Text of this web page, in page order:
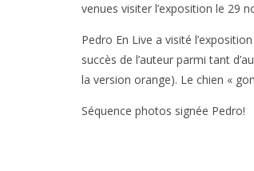
venues visiter l’exposition le 29
Pedro En Live a visité
succès de l’auteur parmi tant
la version orange). Le chien «
Séquence photos signée Pedro!